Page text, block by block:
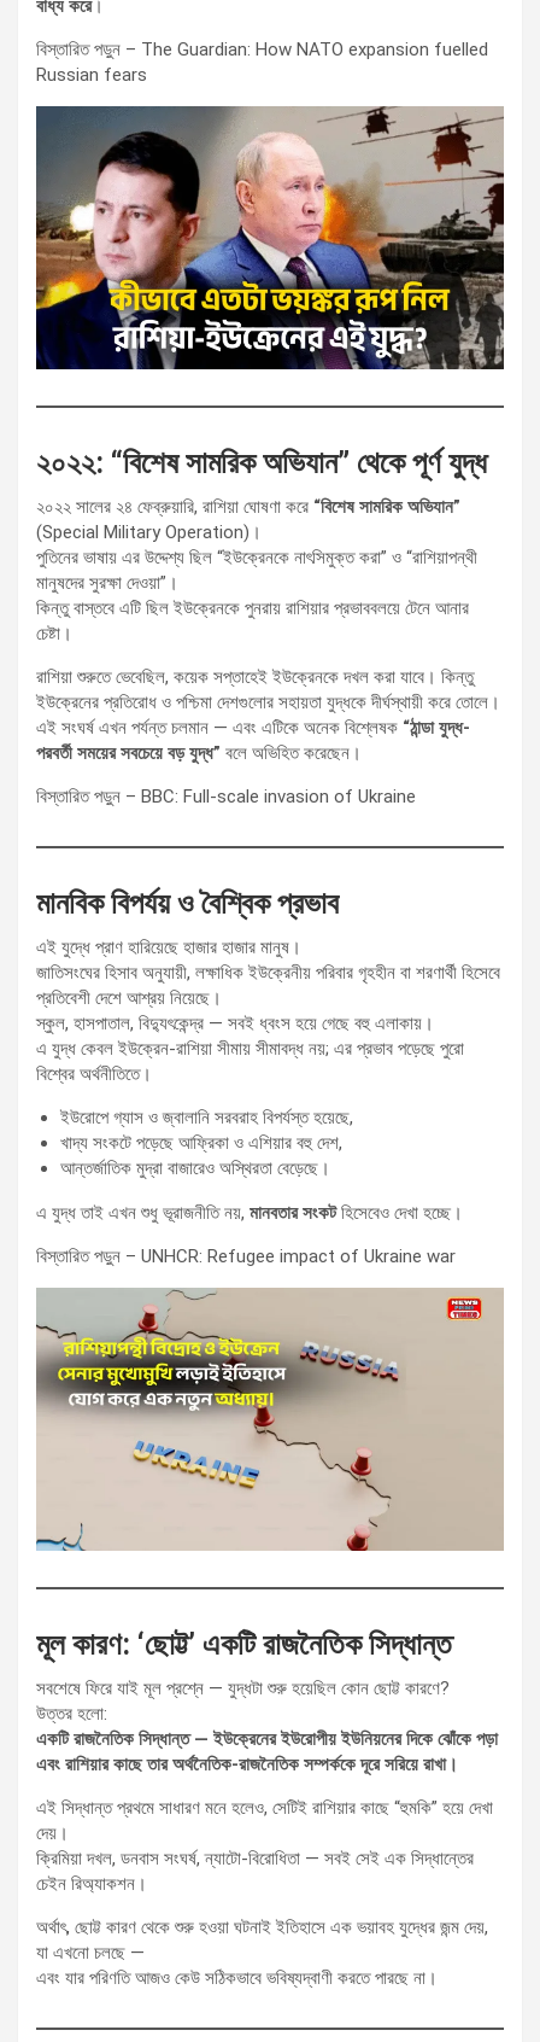
বাধ্য করে।
বিস্তারিত পড়ুন – The Guardian: How NATO expansion fuelled
Russian fears
২০২২: “বিশেষ সামরিক অভিযান” থেকে পূর্ণ যুদ্ধ
২০২২ সালের ২৪ ফেব্রুয়ারি, রাশিয়া ঘোষণা করে “বিশেষ সামরিক অভিযান”
(Special Military Operation)।
পুতিনের ভাষায় এর উদ্দেশ্য ছিল “ইউক্রেনকে নাৎসিমুক্ত করা” ও “রাশিয়াপন্থী
মানুষদের সুরক্ষা দেওয়া”।
কিন্তু বাস্তবে এটি ছিল ইউক্রেনকে পুনরায় রাশিয়ার প্রভাববলয়ে টেনে আনার
চেষ্টা।
রাশিয়া শুরুতে ভেবেছিল, কয়েক সপ্তাহেই ইউক্রেনকে দখল করা যাবে। কিন্তু
ইউক্রেনের প্রতিরোধ ও পশ্চিমা দেশগুলোর সহায়তা যুদ্ধকে দীর্ঘস্থায়ী করে তোলে।
এই সংঘর্ষ এখন পর্যন্ত চলমান — এবং এটিকে অনেক বিশ্লেষক “ঠান্ডা যুদ্ধ-
পরবর্তী সময়ের সবচেয়ে বড় যুদ্ধ” বলে অভিহিত করেছেন।
বিস্তারিত পড়ুন – BBC: Full-scale invasion of Ukraine
মানবিক বিপর্যয় ও বৈশ্বিক প্রভাব
এই যুদ্ধে প্রাণ হারিয়েছে হাজার হাজার মানুষ।
জাতিসংঘের হিসাব অনুযায়ী, লক্ষাধিক ইউক্রেনীয় পরিবার গৃহহীন বা শরণার্থী হিসেবে
প্রতিবেশী দেশে আশ্রয় নিয়েছে।
স্কুল, হাসপাতাল, বিদ্যুৎকেন্দ্র — সবই ধ্বংস হয়ে গেছে বহু এলাকায়।
এ যুদ্ধ কেবল ইউক্রেন-রাশিয়া সীমায় সীমাবদ্ধ নয়; এর প্রভাব পড়েছে পুরো
বিশ্বের অর্থনীতিতে।
ইউরোপে গ্যাস ও জ্বালানি সরবরাহ বিপর্যস্ত হয়েছে,
খাদ্য সংকটে পড়েছে আফ্রিকা ও এশিয়ার বহু দেশ,
আন্তর্জাতিক মুদ্রা বাজারেও অস্থিরতা বেড়েছে।
এ যুদ্ধ তাই এখন শুধু ভূরাজনীতি নয়, মানবতার সংকটহিসেবেও দেখা হচ্ছে।
বিস্তারিত পড়ুন – UNHCR: Refugee impact of Ukraine war
মূল কারণ: ‘ছোট্ট’ একটি রাজনৈতিক সিদ্ধান্ত
সবশেষে ফিরে যাই মূল প্রশ্নে — যুদ্ধটা শুরু হয়েছিল কোন ছোট্ট কারণে?
উত্তর হলো:
একটি রাজনৈতিক সিদ্ধান্ত — ইউক্রেনের ইউরোপীয় ইউনিয়নের দিকে ঝোঁকে পড়া
এবং রাশিয়ার কাছে তার অর্থনৈতিক-রাজনৈতিক সম্পর্ককে দূরে সরিয়ে রাখা।
এই সিদ্ধান্ত প্রথমে সাধারণ মনে হলেও, সেটিই রাশিয়ার কাছে “হুমকি” হয়ে দেখা
দেয়।
ক্রিমিয়া দখল, ডনবাস সংঘর্ষ, ন্যাটো-বিরোধিতা — সবই সেই এক সিদ্ধান্তের
চেইন রিঅ্যাকশন।
অর্থাৎ, ছোট্ট কারণ থেকে শুরু হওয়া ঘটনাই ইতিহাসে এক ভয়াবহ যুদ্ধের জন্ম দেয়,
যা এখনো চলছে —
এবং যার পরিণতি আজও কেউ সঠিকভাবে ভবিষ্যদ্বাণী করতে পারছে না।